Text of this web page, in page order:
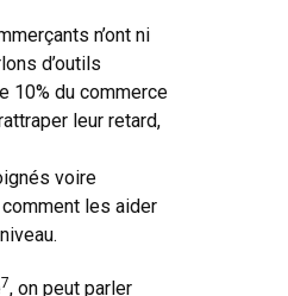
n’ont ni
d’outils
10% du commerce
leur retard,
voire
les aider
7, on peut parler